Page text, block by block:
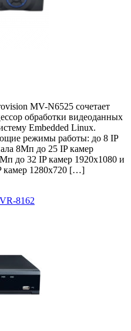
MV-N6525 сочетает
обработки видеоданных
Embedded Linux.
режимы работы: до 8 IP
8Мп до 25 IP камер
до 32 IP камер 1920х1080 и
камер 1280х720 […]
8162